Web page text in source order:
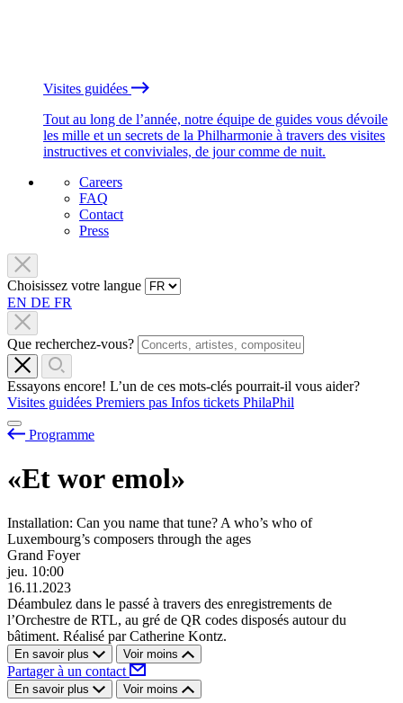
Visites guidées
Tout au long de l’année, notre équipe de guides vous dévoile
les mille et un secrets de la Philharmonie à travers des visites
instructives et conviviales, de jour comme de nuit.
Careers
FAQ
Contact
Press
Choisissez votre langue
EN DE FR
Que recherchez-vous?
Essayons encore! L’un de ces mots-clés pourrait-il vous aider?
Visites guidées Premiers pas Infos tickets PhilaPhil
Programme
«Et wor emol»
Installation: Can you name that tune? A who’s who of
Luxembourg’s composers through the ages
Grand Foyer
jeu. 10:00
16.11.2023
Déambulez dans le passé à travers des enregistrements de
l’Orchestre de RTL, au gré de QR codes disposés autour du
bâtiment. Réalisé par Catherine Kontz.
En savoir plus Voir moins
Partager à un contact
En savoir plus Voir moins